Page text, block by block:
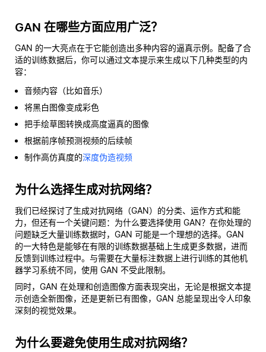
GAN 在哪些方面应用广泛？
GAN 的一大亮点在于它能创造出多种内容的逼真示例。配备了合
适的训练数据后，你可以通过文本提示来生成以下几种类型的内
容：
音频内容（比如音乐）
将黑白图像变成彩色
把手绘草图转换成高度逼真的图像
根据前序帧预测视频的后续帧
制作高仿真度的深度伪造视频
为什么选择生成对抗网络？
我们已经探讨了生成对抗网络（GAN）的分类、运作方式和能
力，但还有一个关键问题：为什么要选择使用 GAN？在你处理的
问题缺乏大量训练数据时，GAN 可能是一个理想的选择。GAN
的一大特色是能够在有限的训练数据基础上生成更多数据，进而
反馈到训练过程中。与需要在大量标注数据上进行训练的其他机
器学习系统不同，使用 GAN 不受此限制。
同时，GAN 在处理和创造图像方面表现突出，无论是根据文本提
示创造全新图像，还是更新已有图像，GAN 总能呈现出令人印象
深刻的视觉效果。
为什么要避免使用生成对抗网络？